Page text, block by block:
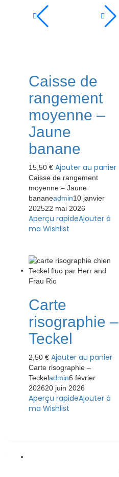
Caisse de
rangement
moyenne –
Jaune
banane
15,50 € Ajouter au panier
Caisse de rangement
moyenne – Jaune
bananeadmin10 janvier
202522 mai 2026
Aperçu rapideAjouter à
ma Wishlist
Carte
risographie –
Teckel
2,50 € Ajouter au panier
Carte risographie –
Teckeladmin6 février
202620 juin 2026
Aperçu rapideAjouter à
ma Wishlist